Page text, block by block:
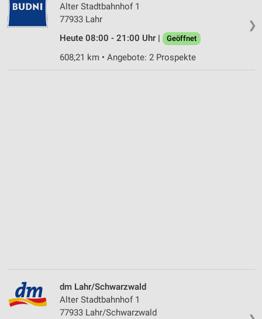
❯
Alter Stadtbahnhof 1
77933 Lahr
Heute 08:00 - 21:00 Uhr |
Geöffnet
608,21 km • Angebote: 2 Prospekte
dm Lahr/Schwarzwald
Alter Stadtbahnhof 1
77933 Lahr/Schwarzwald